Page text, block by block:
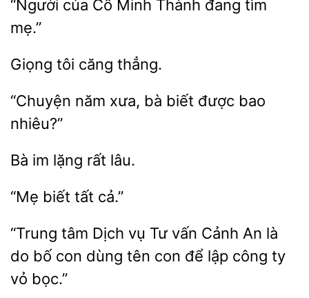
Cố
Thành đang tìm
mẹ.”
tôi
năm bà biết
bao
nhiêu?”
lặng rất
tất
“Trung tâm Dịch vụ Tư vấn
An là
do bố con dùng
con để
công ty
vỏ bọc.”